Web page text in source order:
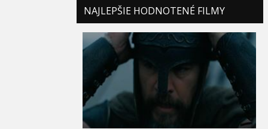
NAJLEPŠIE HODNOTENÉ FILMY